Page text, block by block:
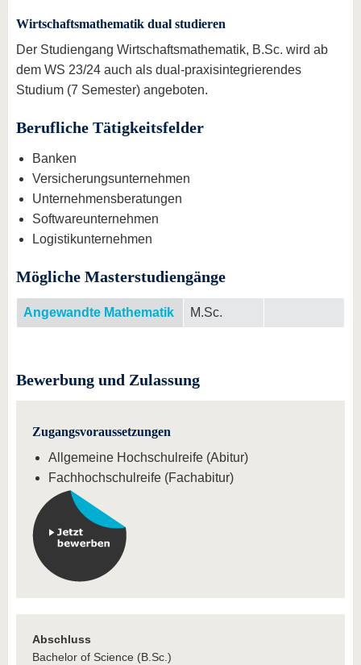
Wirtschaftsmathematik dual studieren
Der Studiengang Wirtschaftsmathematik, B.Sc. wird ab
dem WS 23/24 auch als dual-praxisintegrierendes
Studium (7 Semester) angeboten.
Berufliche Tätigkeitsfelder
Banken
Versicherungsunternehmen
Unternehmensberatungen
Softwareunternehmen
Logistikunternehmen
Mögliche Masterstudiengänge
Angewandte Mathematik M.Sc.
Bewerbung und Zulassung
Zugangsvoraussetzungen
Allgemeine Hochschulreife (Abitur)
Fachhochschulreife (Fachabitur)
Abschluss
Bachelor of Science (B.Sc.)